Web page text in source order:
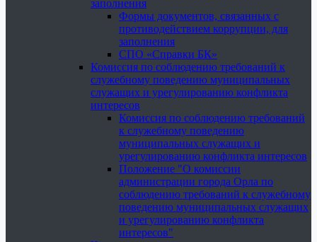
заполнения
Формы документов, связанных с
противодействием коррупции, для
заполнения
СПО «Справки БК»
Комиссия по соблюдению требований к
служебному поведению муниципальных
служащих и урегулированию конфликта
интересов
Комиссия по соблюдению требований
к служебному поведению
муниципальных служащих и
урегулированию конфликта интересов
Положение "О комиссии
администрации города Орла по
соблюдению требований к служебному
поведению муниципальных служащих
и урегулированию конфликта
интересов"